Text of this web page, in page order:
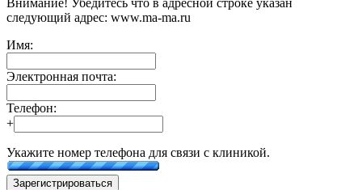
следующий адрес: www.ma-ma.ru
Имя:
Электронная почта:
Телефон:
+
Укажите номер телефона для связи с клиникой.
Зарегистрироваться